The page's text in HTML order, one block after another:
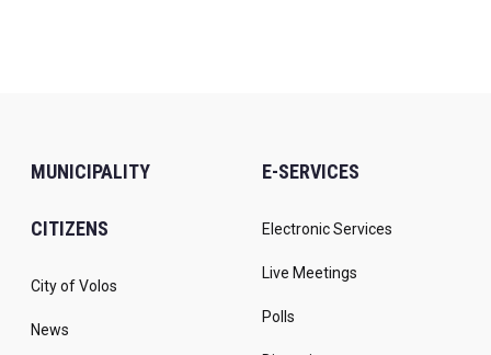
MUNICIPALITY
CITIZENS
City of Volos
News
E-SERVICES
Electronic Services
Live Meetings
Polls